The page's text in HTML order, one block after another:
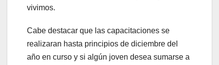
vivimos.
Cabe destacar que las capacitaciones se
realizaran hasta principios de diciembre del
año en curso y si algún joven desea sumarse a